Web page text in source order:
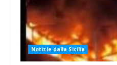
Notizie dalla Sicilia